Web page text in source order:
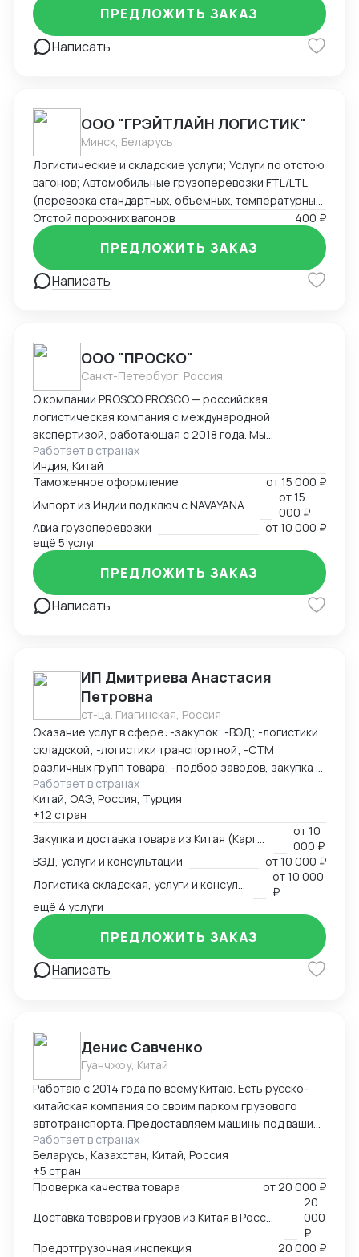
Америки. Знаком со всеми первичными документами
ВЭД.
Написать
ПРЕДЛОЖИТЬ ЗАКАЗ
ООО "ГРЭЙТЛАЙН ЛОГИСТИК"
Минск, Беларусь
Логистические и складские услуги; Услуги по отстою
вагонов; Автомобильные грузоперевозки FTL/LTL
(перевозка стандартных, объемных, температурных
и сборных грузов); Железнодорожные перевозки
FCL/LCL — комплексные услуги с гарантией качества
и соблюдением сроков.
Отстой порожних вагонов 400 ₽
Написать
ПРЕДЛОЖИТЬ ЗАКАЗ
ООО "ПРОСКО"
Санкт-Петербург, Россия
О компании PROSCO PROSCO — российская
логистическая компания с международной
экспертизой, работающая с 2018 года. Мы
предоставляем полный цикл логистических и
внешнеэкономических услуг: от международных
перевозок и таможенного оформления до
сопровождения и контрактной логистики. Основные
направления работы: международные перевозки
(авиа, авто, море, ж/д); складская логистика и
таможенное оформление; сопровождение ВЭД и
поиск производителей; работа с опасными,
сборными и негабаритными грузами. География
присутствия: Офисы компании расположены в
Китай ( PerlRiver) — собственное представительство
поставками, инспекцией фабрик, консолидацией
грузов и взаимодействием с китайскими
производителями. Мы сопровождаем клиентов в
форматах B2B и B2G, предоставляя надёжные и
прозрачные логистические решения под ключ.
Работает в странах
Индия, Китай
Таможенное оформление
от15 000 ₽
от15
000 ₽
Авиа грузоперевозки
от10 000 ₽
ещё 5 услуг
Написать
ПРЕДЛОЖИТЬ ЗАКАЗ
ИП Дмитриева Анастасия
Петровна
ст-ца. Гиагинская, Россия
Оказание услуг в сфере: -закупок; -ВЭД; -логистики
складской; -логистики транспортной; -СТМ
различных групп товара; -подбор заводов, закупка и
доставка товара из Китая (КАРГО и Белый ввоз)
Страны с которыми работаю по сей день: Европа,
США, ОАЭ, Турция, Китай, СНГ
Работает в странах
Китай, ОАЭ, Россия, Турция
+12 стран
от10
000 ₽
ВЭД, услуги и консультации
от10 000 ₽
от10 000
₽
ещё 4 услуги
Написать
ПРЕДЛОЖИТЬ ЗАКАЗ
Денис Савченко
Гуанчжоу, Китай
Работаю с 2014 года по всему Китаю. Есть русско-
китайская компания со своим парком грузового
автотранспорта. Предоставляем машины под ваши
поставки. Свой офис и склад в Гуанчжоу, ИУ и
Маньчжурии. Занимаюсь оказанием различных услуг
в сфере внешней торговли.
Работает в странах
Беларусь, Казахстан, Китай, Россия
+5 стран
Проверка качества товара
от20 000 ₽
Доставка товаров и грузов из Китая в Россию, Казахстан, Беларусь, Таиланд, Вьетнам, Малайзию
20
000
₽
Предотгрузочная инспекция
20 000 ₽